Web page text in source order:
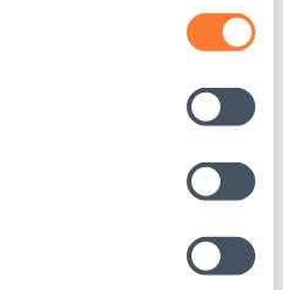
de funktionsnedsatta
det allmänna
Den positiva
decimerades genom
och genom